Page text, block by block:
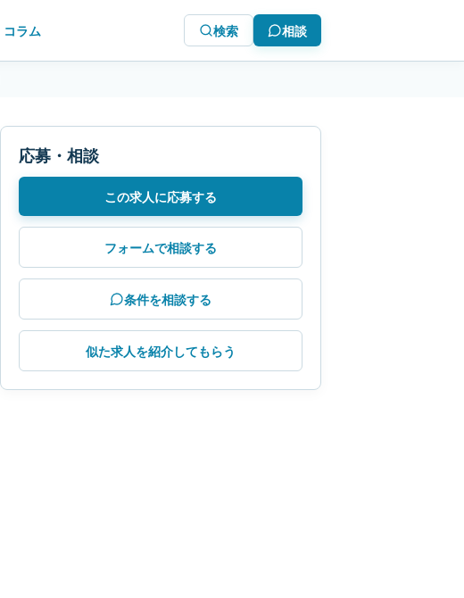
コラム 検索 相談
応募・相談
この求人に応募する
フォームで相談する
条件を相談する
似た求人を紹介してもらう